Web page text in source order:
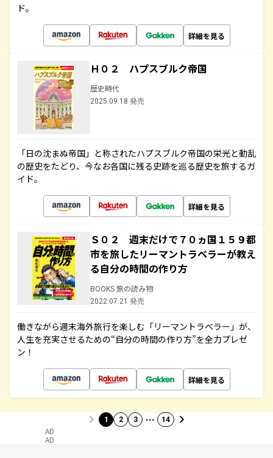
ド。
詳細を見る
Ｈ０２ ハプスブルク帝国
歴史時代
2025.09.18 発売
「日の沈まぬ帝国」と称されたハプスブルク帝国の栄光と動乱
の歴史をたどり、今なお各国に残る史跡を巡る歴史を旅するガ
イド。
詳細を見る
Ｓ０２ 週末だけで７０ヵ国１５９都
市を旅したリーマントラベラーが教え
る自分の時間の作り方
BOOKS 旅の読み物
2022.07.21 発売
働きながら週末海外旅行を楽しむ「リーマントラベラー」が、
人生を充実させるための“自分の時間の作り方”を全力プレゼ
ン！
詳細を見る
1 2 3 … 14
AD
AD